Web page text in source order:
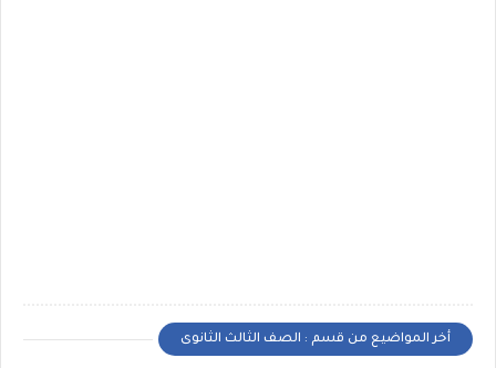
أخر المواضيع من قسم : الصف الثالث الثانوى